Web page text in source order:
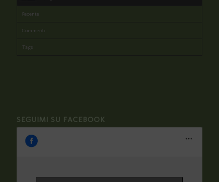
Recente
Commenti
Tags
SEGUIMI SU FACEBOOK